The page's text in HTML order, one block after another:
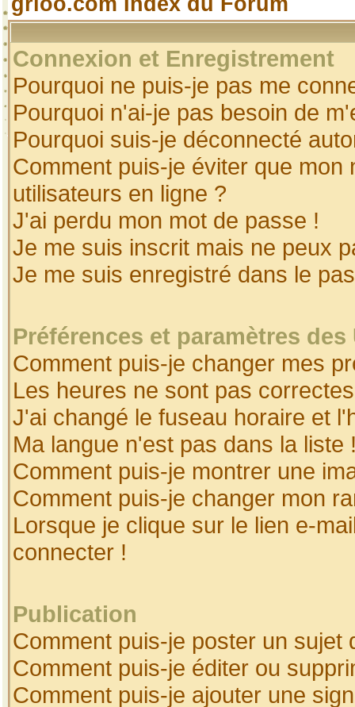
Connexion et Enregistrement
Pourquoi ne puis-je pas me
Pourquoi n'ai-je pas besoin de
Pourquoi suis-je déconnecté
Comment puis-je éviter que
utilisateurs en ligne ?
J'ai perdu mon mot de passe !
Je me suis inscrit mais ne peux
Je me suis enregistré dans le
Préférences et paramètres
Comment puis-je changer mes
Les heures ne sont pas
J'ai changé le fuseau horaire et
Ma langue n'est pas dans la liste
Comment puis-je montrer une
Comment puis-je changer mon
Lorsque je clique sur le lien e-
connecter !
Publication
Comment puis-je poster un sujet
Comment puis-je éditer ou
Comment puis-je ajouter une